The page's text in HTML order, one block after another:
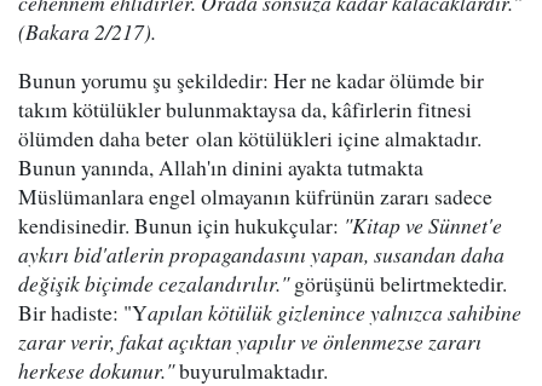
(Bakara 2/217).
Bunun yorumu şu şekildedir: Her ne kadar ölümde bir
takım kötülükler bulunmaktaysa da, kâfirlerin fitnesi
ölümden daha beter olan kötülükleri içine almaktadır.
Bunun yanında, Allah'ın dinini ayakta tutmakta
Müslümanlara engel olmayanın küfrünün zararı sadece
kendisinedir. Bunun için hukukçular: "Kitap ve Sünnet'e
aykırı bid'atlerin propagandasını yapan, susandan daha
değişik biçimde cezalandırılır."görüşünü belirtmektedir.
Bir hadiste: "Yapılan kötülük gizlenince yalnızca sahibine
zarar verir, fakat açıktan yapılır ve önlenmezse zararı
herkese dokunur."buyurulmaktadır.